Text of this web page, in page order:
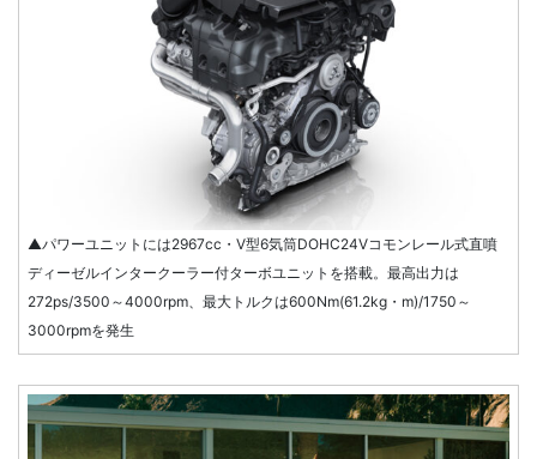
▲パワーユニットには2967cc・V型6気筒DOHC24Vコモンレール式直噴
ディーゼルインタークーラー付ターボユニットを搭載。最高出力は
272ps/3500～4000rpm、最大トルクは600Nm(61.2kg・m)/1750～
3000rpmを発生